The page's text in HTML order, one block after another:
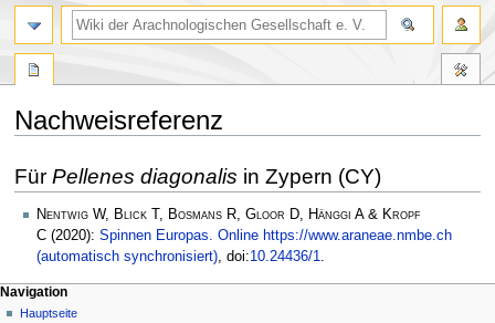
Nachweisreferenz
Navigation
springen
Suche
springen
Für Pellenes diagonalis in Zypern (CY)
Nentwig W, Blick T, Bosmans R, Gloor D, Hänggi A & Kropf
C (2020): Spinnen Europas. Online https://www.araneae.nmbe.ch
(automatisch synchronisiert), doi:10.24436/1.
Navigation
Hauptseite